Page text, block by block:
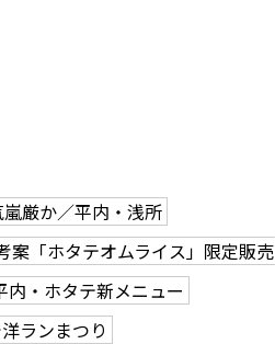
厳か／平内・浅所
案「ホタテオムライス」限定販売
・ホタテ新メニュー
ランまつり